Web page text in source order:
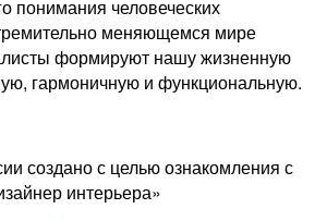
понимания человеческих
меняющемся мире
формируют нашу жизненную
гармоничную и функциональную.
создано с целью ознакомления с
интерьера»